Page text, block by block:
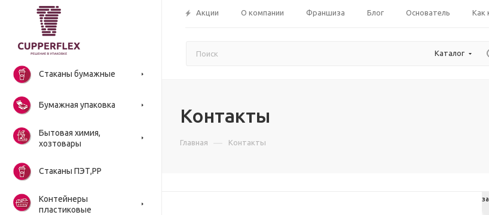
Акции О компании Франшиза Блог Основатель Как
Каталог
Стаканы бумажные
Бумажная упаковка
Бытовая химия,
хозтовары
Стаканы ПЭТ,РР
Контейнеры
пластиковые
Контакты
Главная — Контакты